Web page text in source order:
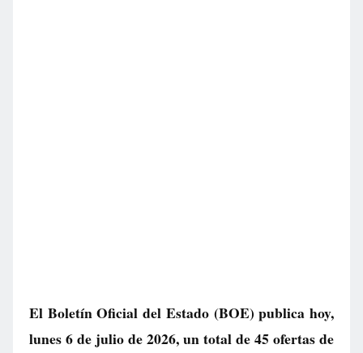
El Boletín Oficial del Estado (BOE) publica hoy,
lunes 6 de julio de 2026, un total de45 ofertas de